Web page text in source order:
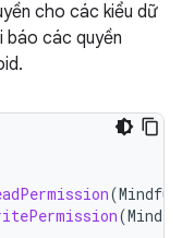
cho các kiểu dữ
báo các quyền
(
(